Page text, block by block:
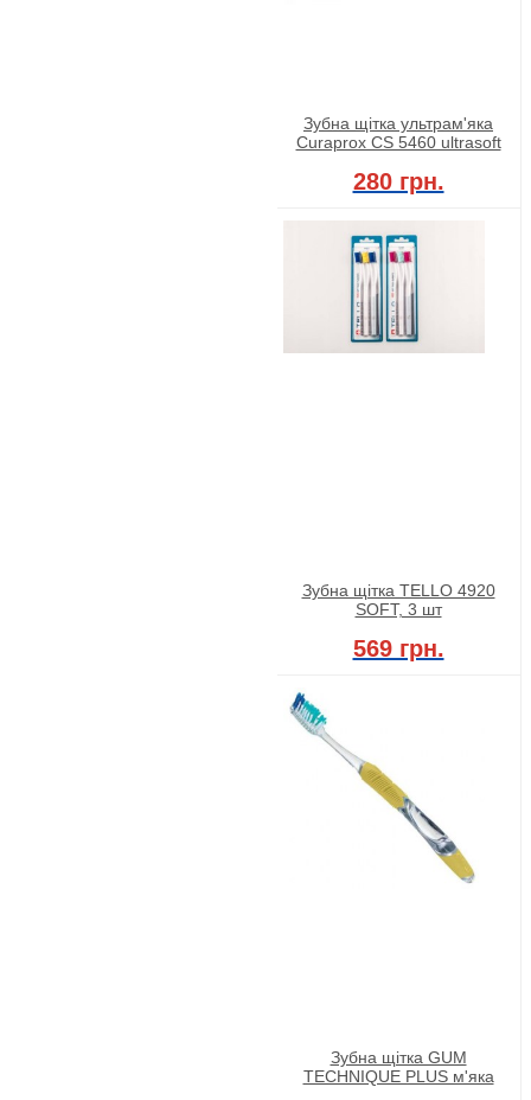
Зубна щітка ультрам'яка
Curaprox CS 5460 ultrasoft
280 грн.
Зубна щітка TELLO 4920
SOFT, 3 шт
569 грн.
Зубна щітка GUM
TECHNIQUE PLUS м'яка